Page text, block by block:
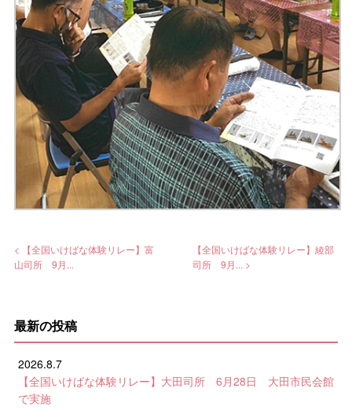
< 【全国いけばな体験リレー】富
山司所 9月...
【全国いけばな体験リレー】綾部
司所 9月... >
最新の投稿
2026.8.7
【全国いけばな体験リレー】大田司所 6月28日 大田市民会館
で実施